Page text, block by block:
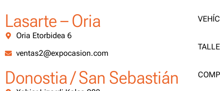
Lasarte – Oria
Oria Etorbidea 6
ventas2@expocasion.com
Donostia / San Sebastián